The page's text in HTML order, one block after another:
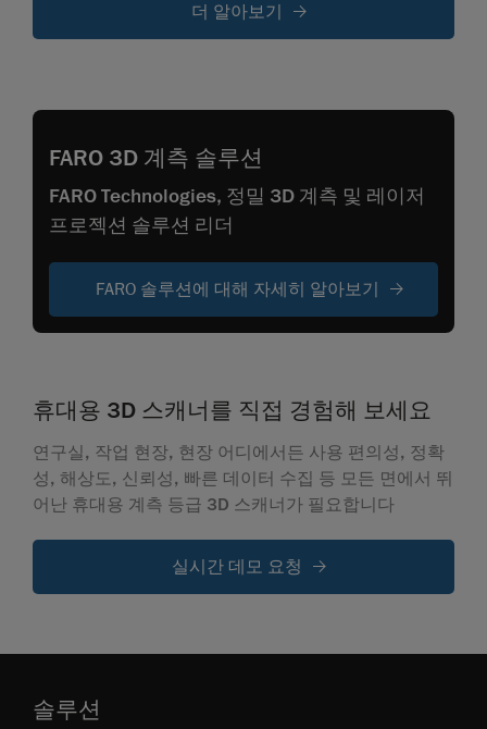
더 알아보기
FARO 3D 계측 솔루션
FARO Technologies, 정밀 3D 계측 및 레이저
프로젝션 솔루션 리더
FARO 솔루션에 대해 자세히 알아보기
휴대용 3D 스캐너를 직접 경험해 보세요
연구실, 작업 현장, 현장 어디에서든 사용 편의성, 정확
성, 해상도, 신뢰성, 빠른 데이터 수집 등 모든 면에서 뛰
어난 휴대용 계측 등급 3D 스캐너가 필요합니다
실시간 데모 요청
솔루션